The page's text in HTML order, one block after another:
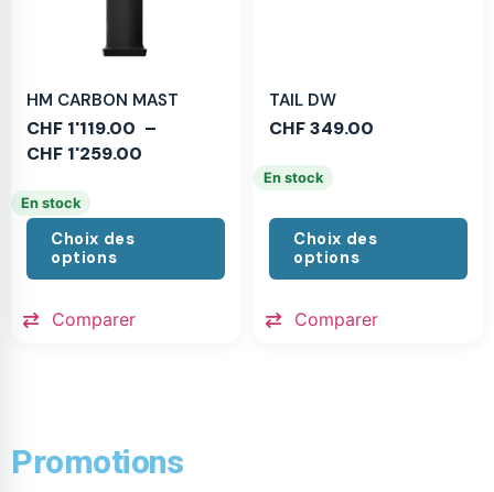
HM CARBON MAST
CHF 1'119.00 –
CHF 1'259.00
En stock
Choix des
options
Comparer
TAIL DW
CHF349.00
En stock
Choix des
options
Comparer
Promotions